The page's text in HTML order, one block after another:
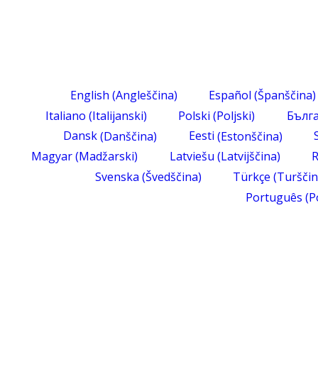
English (Angleščina) Español (Španščina)
Italiano (Italijanski) Polski (Poljski)
Dansk(Danščina) Eesti (Estonščina)
Magyar(Madžarski) Latviešu (Latvijščina)
Svenska (Švedščina) Türkçe (
Português (